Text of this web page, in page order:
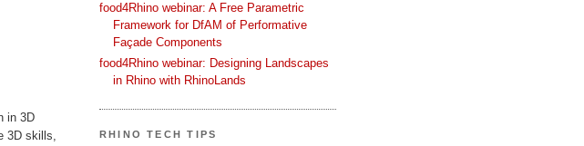
in 3D
3D skills,
food4Rhino webinar: A Free Parametric
Framework for DfAM of Performative
Façade Components
food4Rhino webinar: Designing Landscapes
in Rhino with RhinoLands
RHINO TECH TIPS